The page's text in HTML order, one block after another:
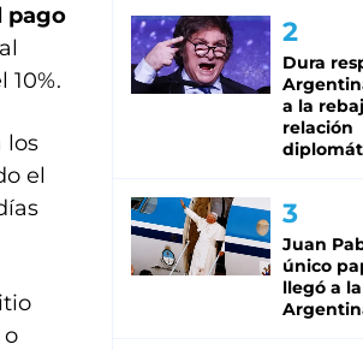
pago
los
el
Dura
a la
relación
Juan
único
llegó a la